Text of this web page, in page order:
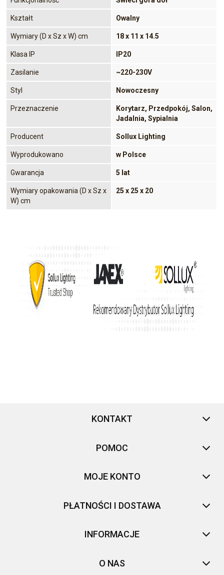
Kształt Owalny
Wymiary (D x Sz x W) cm 18 x 11 x 14.5
Klasa IP IP20
Zasilanie ~220-230V
Styl Nowoczesny
Przeznaczenie
Korytarz, Przedpokój, Salon,
Jadalnia, Sypialnia
Producent Sollux Lighting
Wyprodukowano w Polsce
Gwarancja 5 lat
Wymiary opakowania (D x Sz x
W) cm
25 x 25 x 20
KONTAKT
POMOC
MOJE KONTO
PŁATNOŚCI I DOSTAWA
INFORMACJE
O NAS